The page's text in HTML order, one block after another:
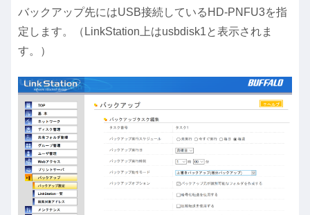
バックアップ先にはUSB接続しているHD-PNFU3を指
定します。（LinkStation上はusbdisk1と表示されま
す。）